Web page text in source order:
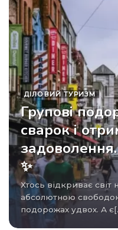
ДІЛОВИЙ ТУРИЗМ
Групові
сварок і
✨
Хтось відкриває світ наодинці, насолоджуючись
абсолютною
подорожах удвох. А